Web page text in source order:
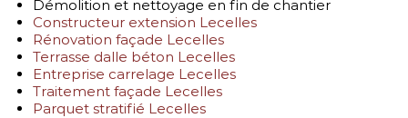
Démolition et nettoyage en fin de chantier
Constructeur extension Lecelles
Rénovation façade Lecelles
Terrasse dalle béton Lecelles
Entreprise carrelage Lecelles
Traitement façade Lecelles
Parquet stratifié Lecelles